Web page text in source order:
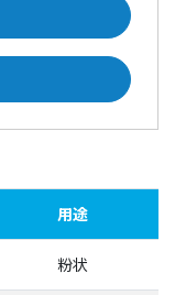
用途
粉状